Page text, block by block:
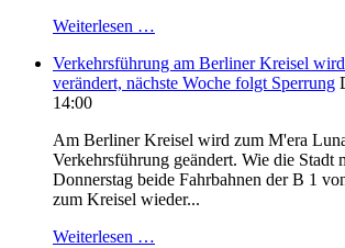
Weiterlesen …
Verkehrsführung am Berliner Kreisel
verändert, nächste Woche folgt Sperrung
14:00
Am Berliner Kreisel wird zum M'era
Verkehrsführung geändert. Wie die Stadt
Donnerstag beide Fahrbahnen der B 1
zum Kreisel wieder...
Weiterlesen …